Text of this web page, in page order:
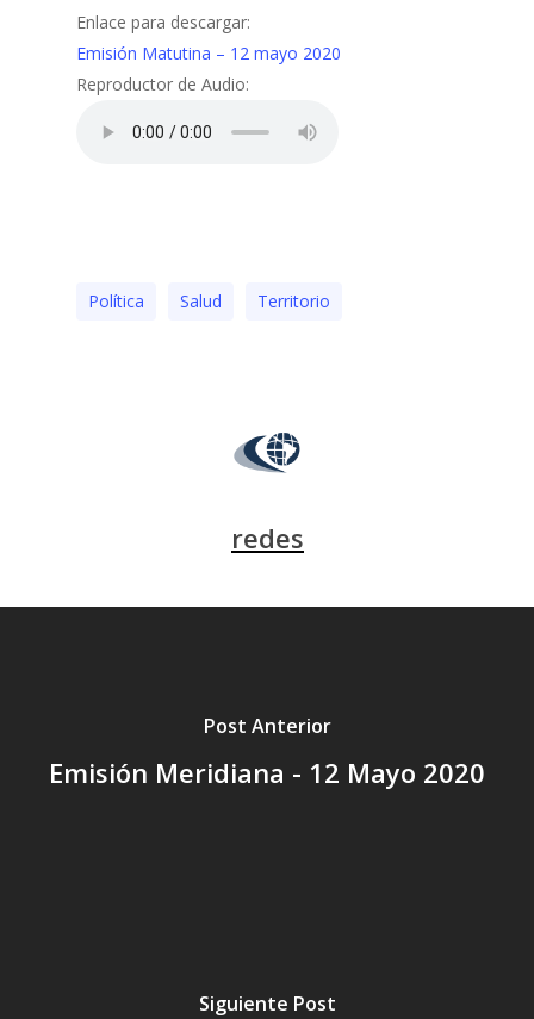
Enlace para descargar:
Emisión Matutina – 12 mayo 2020
Reproductor de Audio:
Polí­tica Salud Territorio
redes
Post Anterior
Emisión Meridiana - 12 Mayo 2020
Siguiente Post